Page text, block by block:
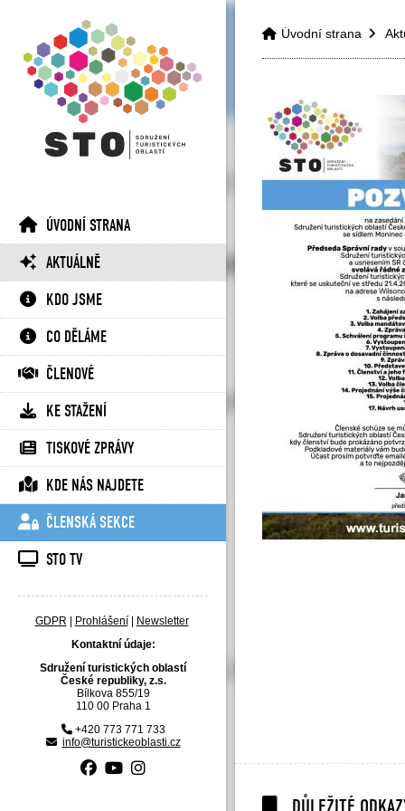
ÚVODNÍ STRANA
AKTUÁLNĚ
KDO JSME
CO DĚLÁME
ČLENOVÉ
KE STAŽENÍ
TISKOVÉ ZPRÁVY
KDE NÁS NAJDETE
ČLENSKÁ SEKCE
STO TV
GDPR Prohlášení|
Newsletter
Kontaktní údaje:
Sdružení turistických oblastí
České republiky, z.s.
Bílkova 855/19
110 00 Praha 1
+420 773 771 733
info@turistickeoblasti.cz
Úvodní strana